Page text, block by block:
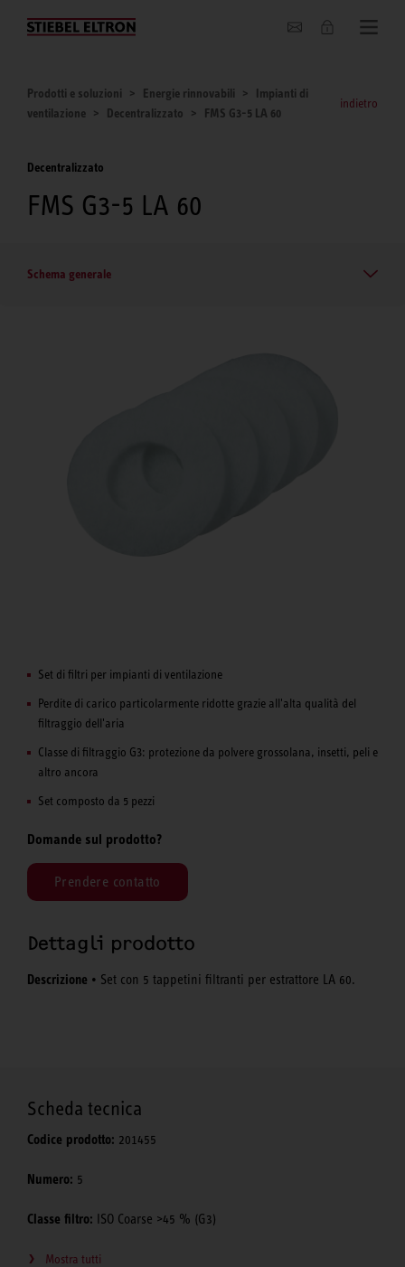
Chi siamo
Prodotti e soluzioni Energie rinnovabili
Impianti di
ventilazione
Decentralizzato FMS G3-5 LA 60
indietro
Decentralizzato
FMS G3-5 LA 60
Schema generale
Set di filtri per impianti di ventilazione
Perdite di carico particolarmente ridotte grazie all'alta qualità del
filtraggio dell'aria
Classe di filtraggio G3: protezione da polvere grossolana, insetti, peli e
altro ancora
Set composto da 5 pezzi
Domande sul prodotto?
Prendere contatto
Dettagli prodotto
Descrizione • Set con 5 tappetini filtranti per estrattore LA 60.
Scheda tecnica
Codice prodotto: 201455
Numero: 5
Classe filtro: ISO Coarse >45 % (G3)
Mostra tutti